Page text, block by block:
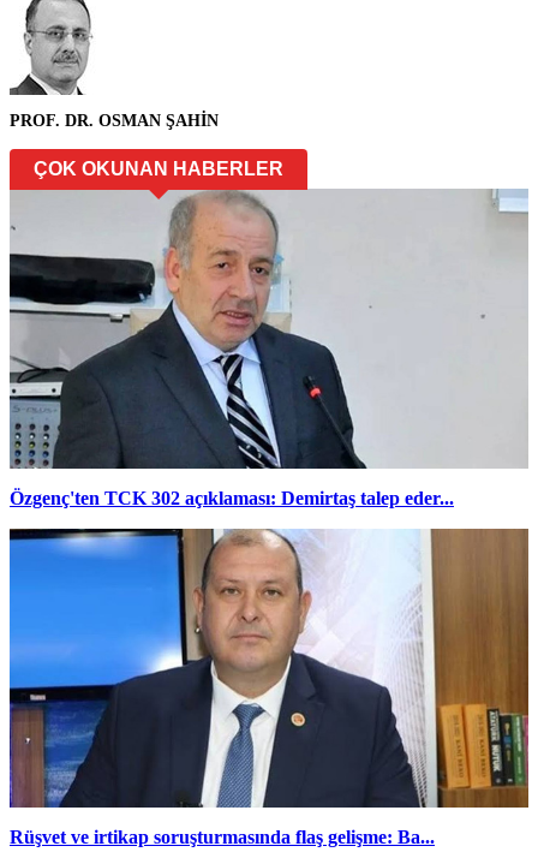
PROF. DR. OSMAN ŞAHİN
ÇOK OKUNAN HABERLER
Özgenç'ten TCK 302 açıklaması: Demirtaş talep eder...
Rüşvet ve irtikap soruşturmasında flaş gelişme: Ba...